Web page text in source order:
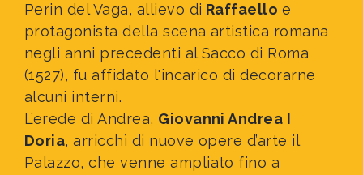
Perin del Vaga, allievo di Raffaello e
protagonista della scena artistica romana
negli anni precedenti al Sacco di Roma
(1527), fu affidato l'incarico di decorarne
alcuni interni.
L’erede di Andrea, Giovanni Andrea I
Doria, arricchì di nuove opere d’arte il
Palazzo, che venne ampliato fino a